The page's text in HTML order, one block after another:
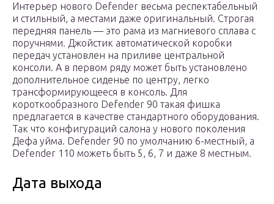
Интерьер нового Defender весьма респектабельный
и стильный, а местами даже оригинальный. Строгая
передняя панель — это рама из магниевого сплава с
поручнями. Джойстик автоматической коробки
передач установлен на приливе центральной
консоли. А в первом ряду может быть установлено
дополнительное сиденье по центру, легко
трансформирующееся в консоль. Для
короткообразного Defender 90 такая фишка
предлагается в качестве стандартного оборудования.
Так что конфигураций салона у нового поколения
Дефа уйма. Defender 90 по умолчанию 6-местный, а
Defender 110 можеть быть 5, 6, 7 и даже 8 местным.
Дата выхода